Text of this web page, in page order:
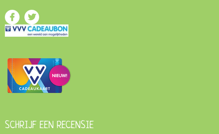
SCHRIJF EEN RECENSIE